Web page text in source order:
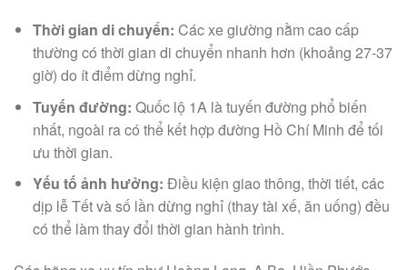
Thời gian di chuyển: Các xe giường nằm cao cấp
thường có thời gian di chuyển nhanh hơn (khoảng 27-37
giờ) do ít điểm dừng nghỉ.
Tuyến đường: Quốc lộ 1A là tuyến đường phổ biến
nhất, ngoài ra có thể kết hợp đường Hồ Chí Minh để tối
ưu thời gian.
Yếu tố ảnh hưởng: Điều kiện giao thông, thời tiết, các
dịp lễ Tết và số lần dừng nghỉ (thay tài xế, ăn uống) đều
có thể làm thay đổi thời gian hành trình.